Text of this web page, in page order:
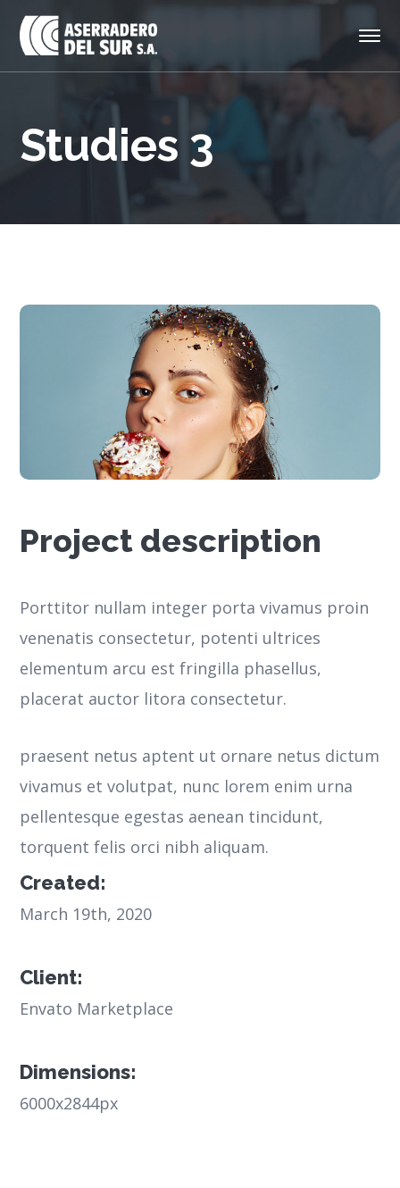
Studies 3
Project description
Porttitor nullam integer porta vivamus proin
venenatis consectetur, potenti ultrices
elementum arcu est fringilla phasellus,
placerat auctor litora consectetur.
praesent netus aptent ut ornare netus dictum
vivamus et volutpat, nunc lorem enim urna
pellentesque egestas aenean tincidunt,
torquent felis orci nibh aliquam.
Created:
March 19th, 2020
Client:
Envato Marketplace
Dimensions:
6000x2844px